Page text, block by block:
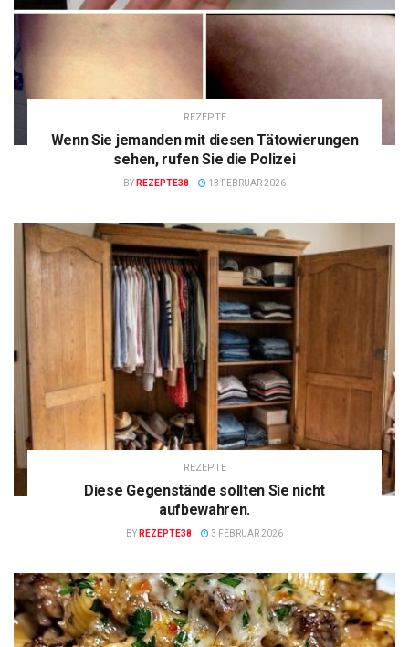
REZEPTE
Wenn Sie jemanden mit diesen Tätowierungen
sehen, rufen Sie die Polizei
BY REZEPTE38 13 FEBRUAR 2026
REZEPTE
Diese Gegenstände sollten Sie nicht
aufbewahren.
BY REZEPTE38 3 FEBRUAR 2026